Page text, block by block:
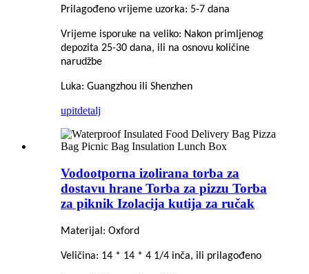
Prilagođeno vrijeme uzorka: 5-7 dana
Vrijeme isporuke na veliko: Nakon primljenog
depozita 25-30 dana, ili na osnovu količine
narudžbe
Luka: Guangzhou ili Shenzhen
upitdetalj
Vodootporna izolirana torba za
dostavu hrane Torba za pizzu Torba
za piknik Izolacija kutija za ručak
Materijal: Oxford
Veličina: 14 * 14 * 4 1/4 inča, ili prilagođeno